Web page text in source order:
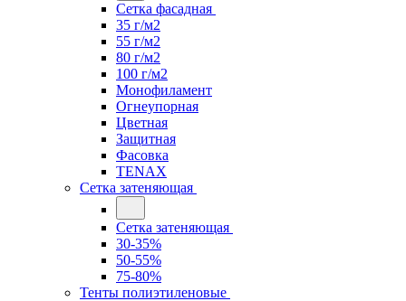
Сетка фасадная
35 г/м2
55 г/м2
80 г/м2
100 г/м2
Монофиламент
Огнеупорная
Цветная
Защитная
Фасовка
TENAX
Сетка затеняющая
Сетка затеняющая
30-35%
50-55%
75-80%
Тенты полиэтиленовые